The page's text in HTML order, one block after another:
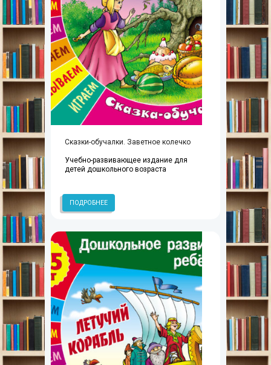
Сказки-обучалки. Заветное колечко
Учебно-развивающее издание для
детей дошкольного возраста
ПОДРОБНЕЕ